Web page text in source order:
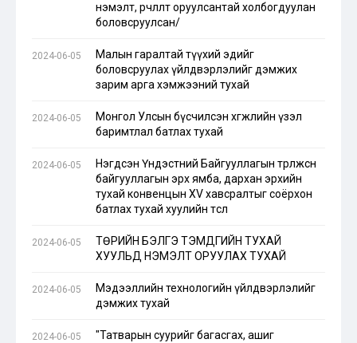
нэмэлт, өөрчлөлт оруулсантай холбогдуулан
боловсруулсан/
2024-06-05
Малын гаралтай түүхий эдийг
боловсруулах үйлдвэрлэлийг дэмжих
зарим арга хэмжээний тухай
2024-06-05
Монгол Улсын бүсчилсэн хөгжлийн үзэл
баримтлал батлах тухай
2024-06-05
Нэгдсэн Үндэстний Байгууллагын төрөлжсөн
байгууллагын эрх ямба, дархан эрхийн
тухай конвенцын XV хавсралтыг соёрхон
батлах тухай хуулийн төсөл
2024-06-05
ТӨРИЙН БЭЛГЭ ТЭМДГИЙН ТУХАЙ
ХУУЛЬД НЭМЭЛТ ОРУУЛАХ ТУХАЙ
2024-06-05
Мэдээллийн технологийн үйлдвэрлэлийг
дэмжих тухай
2024-06-05
"Татварын суурийг багасгах, ашиг